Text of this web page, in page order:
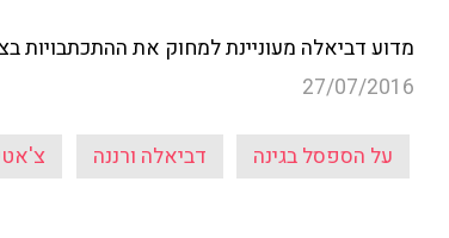
מדוע דביאלה מעוניינת למחוק את ההתכתבויות
27/07/2016
על הספסל בגינה דביאלה ורננה